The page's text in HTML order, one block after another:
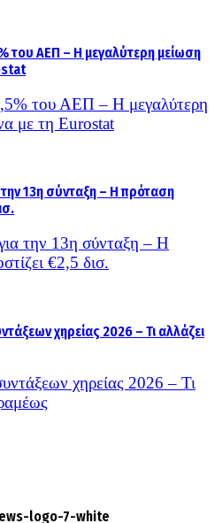
του ΑΕΠ – Η μεγαλύτερη
με τη Eurostat
την 13η σύνταξη – Η
€2,5 δισ.
χηρείας 2026 – Τι